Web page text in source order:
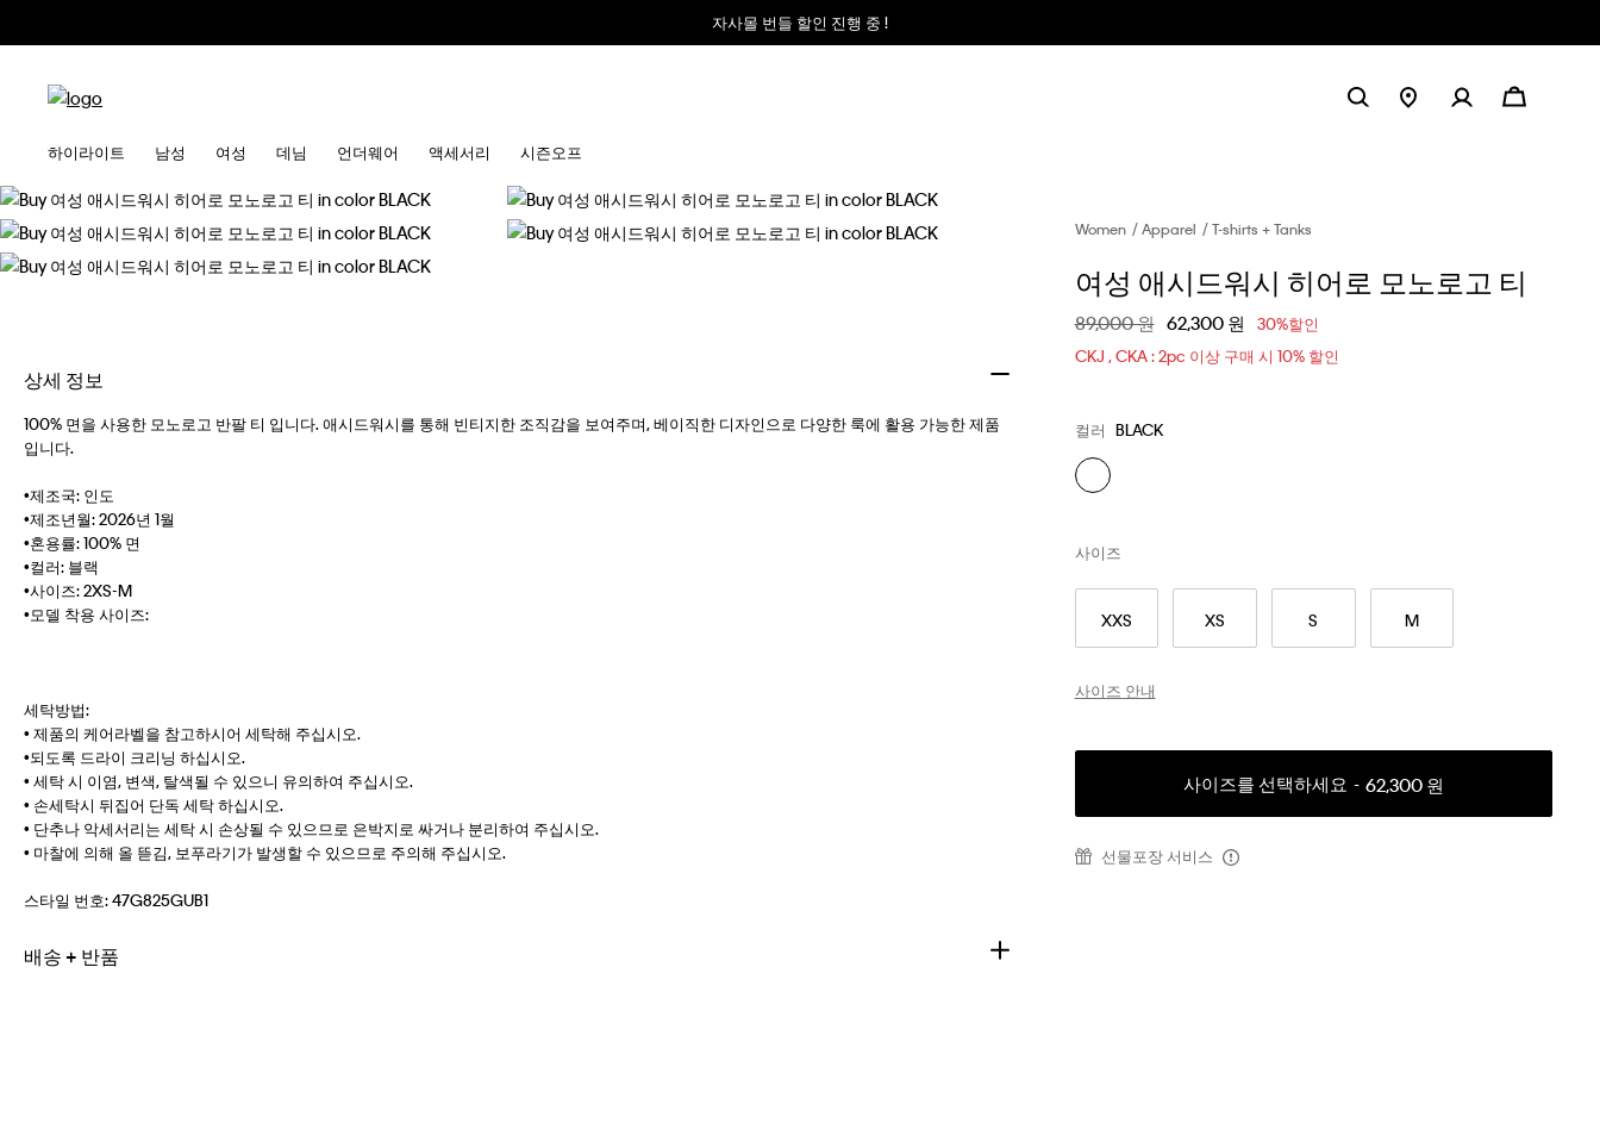
자사몰 번들 할인 진행 중 !
하이라이트 남성 여성 데님 언더웨어 액세서리 시즌오프
상세 정보
100% 면을 사용한 모노로고 반팔 티 입니다. 애시드워시를 통해 빈티지한 조직감을 보여주며, 베이직한 디자인으로 다양한 룩에 활용 가능한 제품
입니다.
•제조국: 인도
•제조년월: 2026년 1월
•혼용률: 100% 면
•컬러: 블랙
•사이즈: 2XS-M
•모델 착용 사이즈:
세탁방법:
• 제품의 케어라벨을 참고하시어 세탁해 주십시오.
•되도록 드라이 크리닝 하십시오.
• 세탁 시 이염, 변색, 탈색될 수 있으니 유의하여 주십시오.
• 손세탁시 뒤집어 단독 세탁 하십시오.
• 단추나 악세서리는 세탁 시 손상될 수 있으므로 은박지로 싸거나 분리하여 주십시오.
• 마찰에 의해 올 뜯김, 보푸라기가 발생할 수 있으므로 주의해 주십시오.
스타일 번호:47G825GUB1
배송 + 반품
Women Apparel T-shirts + Tanks
여성 애시드워시 히어로 모노로고 티
할인 전 가격
89,000 원할인된 가격
62,300 원
30%할인
CKJ , CKA : 2pc 이상 구매 시 10% 할인
컬러 BLACK
XXS XS S M
사이즈
사이즈 안내
사이즈를 선택하세요 62,300 원
선물포장 서비스